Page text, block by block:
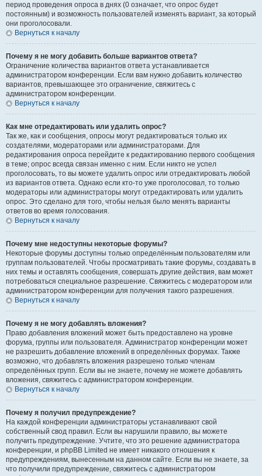
период проведения опроса в днях (0 означает, что опрос будет
постоянным) и возможность пользователей изменять вариант, за который
они проголосовали.
Вернуться к началу
Почему я не могу добавить больше вариантов ответа?
Ограничение количества вариантов ответа устанавливается
администратором конференции. Если вам нужно добавить количество
вариантов, превышающее это ограничение, свяжитесь с
администратором конференции.
Вернуться к началу
Как мне отредактировать или удалить опрос?
Так же, как и сообщения, опросы могут редактироваться только их
создателями, модераторами или администраторами. Для
редактирования опроса перейдите к редактированию первого сообщения
в теме; опрос всегда связан именно с ним. Если никто не успел
проголосовать, то вы можете удалить опрос или отредактировать любой
из вариантов ответа. Однако если кто-то уже проголосовал, то только
модераторы или администраторы могут отредактировать или удалить
опрос. Это сделано для того, чтобы нельзя было менять варианты
ответов во время голосования.
Вернуться к началу
Почему мне недоступны некоторые форумы?
Некоторые форумы доступны только определённым пользователям или
группам пользователей. Чтобы просматривать такие форумы, создавать в
них темы и оставлять сообщения, совершать другие действия, вам может
потребоваться специальное разрешение. Свяжитесь с модератором или
администратором конференции для получения такого разрешения.
Вернуться к началу
Почему я не могу добавлять вложения?
Право добавления вложений может быть предоставлено на уровне
форума, группы или пользователя. Администратор конференции может
не разрешить добавление вложений в определённых форумах. Также
возможно, что добавлять вложения разрешено только членам
определённых групп. Если вы не знаете, почему не можете добавлять
вложения, свяжитесь с администратором конференции.
Вернуться к началу
Почему я получил предупреждение?
На каждой конференции администраторы устанавливают свой
собственный свод правил. Если вы нарушили правило, вы можете
получить предупреждение. Учтите, что это решение администратора
конференции, и phpBB Limited не имеет никакого отношения к
предупреждениям, вынесенным на данном сайте. Если вы не знаете, за
что получили предупреждение, свяжитесь с администратором